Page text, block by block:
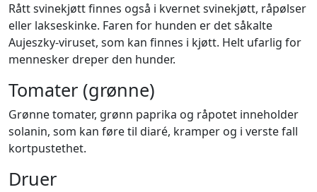
Rått svinekjøtt finnes også i kvernet svinekjøtt, råpølser
eller lakseskinke. Faren for hunden er det såkalte
Aujeszky-viruset, som kan finnes i kjøtt. Helt ufarlig for
mennesker dreper den hunder.
Tomater (grønne)
Grønne tomater, grønn paprika og råpotet inneholder
solanin, som kan føre til diaré, kramper og i verste fall
kortpustethet.
Druer